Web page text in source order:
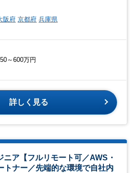
阪府 京都府 兵庫県
～600万円
詳しく見る
ア【フルリモート可／AWS・
トナー／先端的な環境で自社内